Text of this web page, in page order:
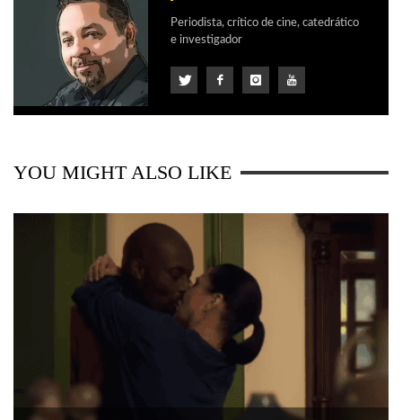
Periodista, crítico de cine, catedrático
e investigador
YOU MIGHT ALSO LIKE